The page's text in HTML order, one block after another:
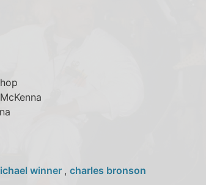
winner , charles bronson